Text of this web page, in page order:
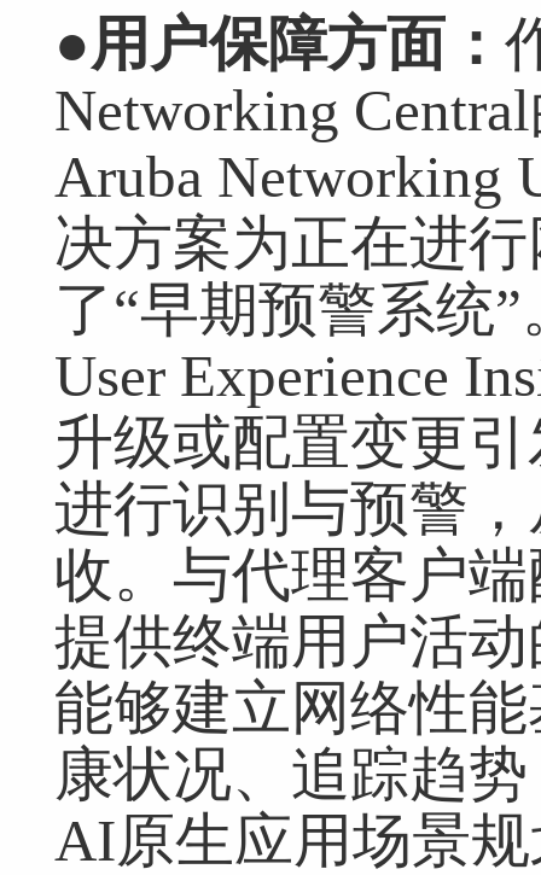
●用户保障方面：
Networking
Aruba Networking
决方案为正在进
了“早期预警系统
User Experience
升级或配置变更
进行识别与预警
收。与代理客户
提供终端用户活
能够建立网络性
康状况、追踪趋
AI原生应用场景